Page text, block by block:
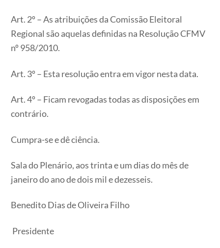
Art. 2º – As atribuições da Comissão Eleitoral
Regional são aquelas definidas na Resolução CFMV
nº 958/2010.
Art. 3º – Esta resolução entra em vigor nesta data.
Art. 4º – Ficam revogadas todas as disposições em
contrário.
Cumpra-se e dê ciência.
Sala do Plenário, aos trinta e um dias do mês de
janeiro do ano de dois mil e dezesseis.
Benedito Dias de Oliveira Filho
Presidente